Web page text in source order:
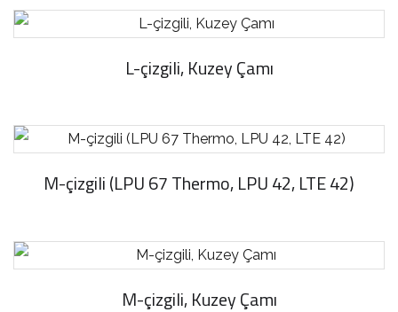
L-çizgili, Kuzey Çamı
M-çizgili (LPU 67 Thermo, LPU 42, LTE 42)
M-çizgili, Kuzey Çamı